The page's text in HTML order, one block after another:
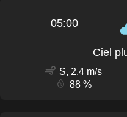
05:00
Ciel
S, 2.4 m/s
88 %